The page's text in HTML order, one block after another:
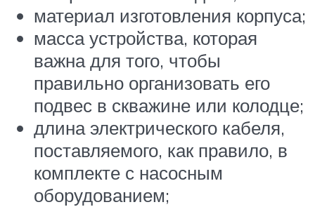
материал изготовления корпуса;
масса устройства, которая
важна для того, чтобы
правильно организовать его
подвес в скважине или колодце;
длина электрического кабеля,
поставляемого, как правило, в
комплекте с насосным
оборудованием;